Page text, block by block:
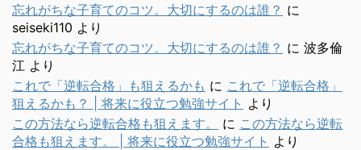
忘れがちな子育てのコツ。大切にするのは誰？ に
seiseki110 より
忘れがちな子育てのコツ。大切にするのは誰？ に 波多倫
江 より
これで「逆転合格」も狙えるかも に これで「逆転合格」
狙えるかも？ | 将来に役立つ勉強サイト より
この方法なら逆転合格も狙えます。
に この方法なら逆転
合格も狙えます。 | 将来に役立つ勉強サイト より